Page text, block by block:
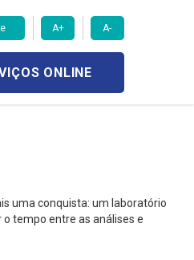
A+ A-
ONLINE
uma conquista: um laboratório
tempo entre as análises e